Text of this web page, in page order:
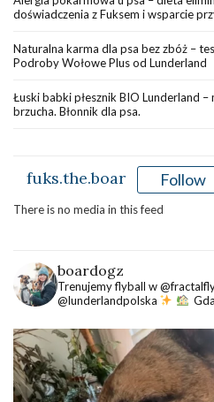
doświadczenia z Fuksem i wsparcie
Naturalna karma dla psa bez zbóż –
Podroby Wołowe Plus od Lunderland
Łuski babki płesznik BIO Lunderland
brzucha. Błonnik dla psa.
fuks.the.boar Follow
There is no media in this feed
boardogz
Trenujemy flyball w
@lunderlandpolska